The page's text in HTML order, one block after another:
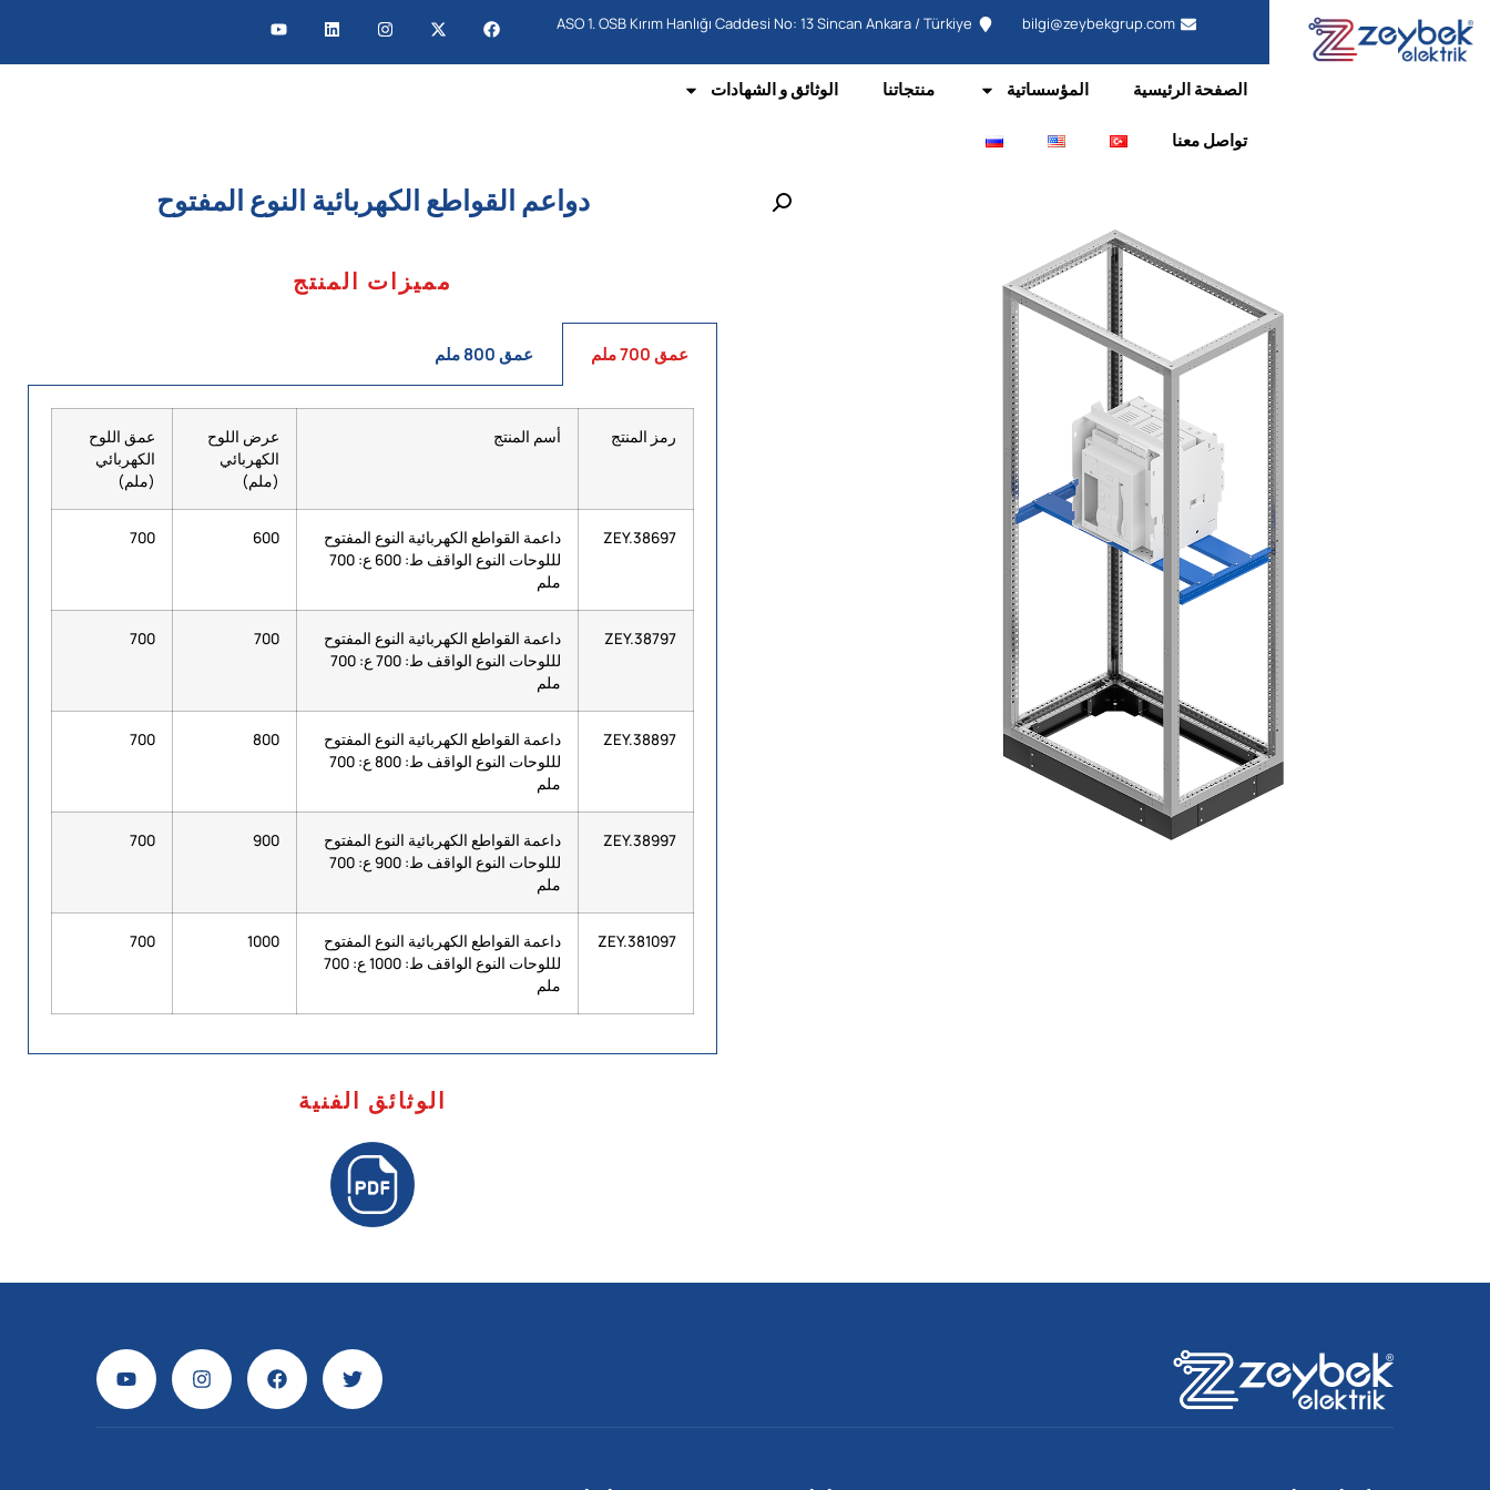
bilgi@zeybekgrup.com
ASO 1. OSB Kırım Hanlığı Caddesi No: 13 Sincan Ankara / Türkiye
الصفحة الرئيسية المؤسساتية منتجاتنا الوثائق و الشهادات
تواصل معنا
دواعم القواطع الكهربائية النوع المفتوح
مميزات المنتج
عمق 700 ملم عمق 800 ملم
رمز المنتج أسم المنتج
عرض اللوح
الكهربائي
(ملم)
عمق اللوح
الكهربائي
(ملم)
ZEY.38697
داعمة القواطع الكهربائية النوع المفتوح
لللوحات النوع الواقف ط: 600 ع: 700
ملم
600
700
ZEY.38797
داعمة القواطع الكهربائية النوع المفتوح
لللوحات النوع الواقف ط: 700 ع: 700
ملم
700
700
ZEY.38897
داعمة القواطع الكهربائية النوع المفتوح
لللوحات النوع الواقف ط: 800 ع: 700
ملم
800
700
ZEY.38997
داعمة القواطع الكهربائية النوع المفتوح
لللوحات النوع الواقف ط: 900 ع: 700
ملم
900
700
ZEY.381097
داعمة القواطع الكهربائية النوع المفتوح
لللوحات النوع الواقف ط: 1000 ع: 700
ملم
1000
700
الوثائق الفنية